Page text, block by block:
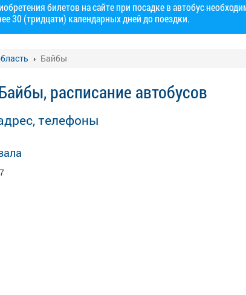
билетов на сайте при посадке в автобус
30 (тридцати) календарных дней до поездки.
Байбы
расписание автобусов
телефоны